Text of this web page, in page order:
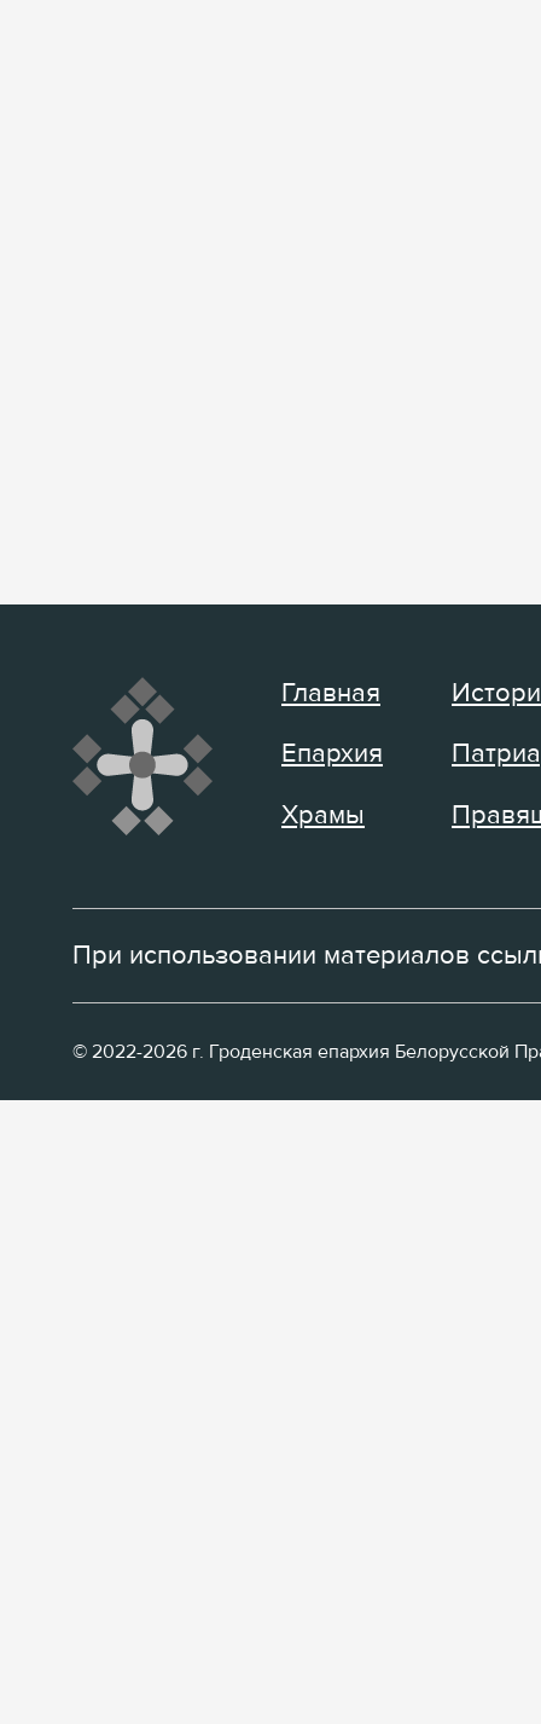
Главная
Епархия
Храмы
При использовании материалов
© 2022-2026 г. Гроденская епархия Белорусской